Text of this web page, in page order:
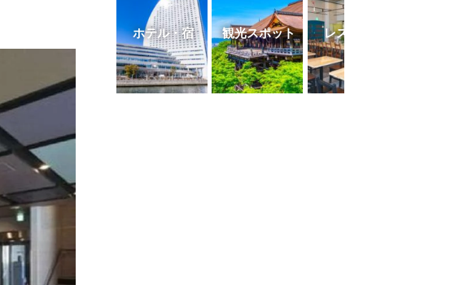
ホテル・宿 観光スポット レストラン